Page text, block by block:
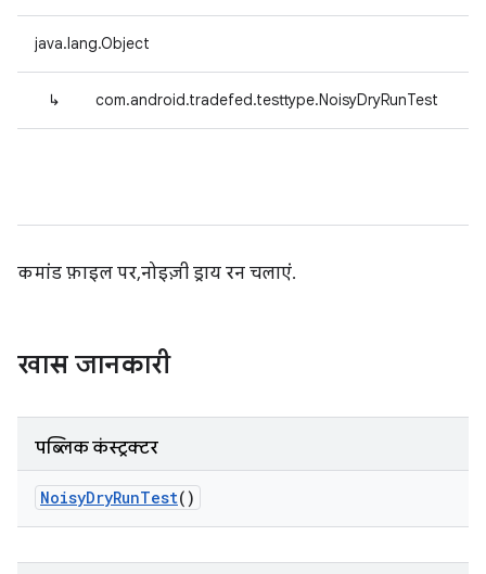
java.lang.Object
↳ com.android.tradefed.testtype.NoisyDryRunTest
कमांड फ़ाइल पर, नोइज़ी ड्राय रन चलाएं.
खास जानकारी
पब्लिक कंस्ट्रक्टर
NoisyDryRunTest()